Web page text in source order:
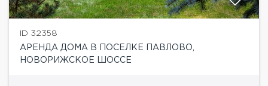
ID 32358
АРЕНДА ДОМА В ПОСЕЛКЕ ПАВЛОВО,
НОВОРИЖСКОЕ ШОССЕ